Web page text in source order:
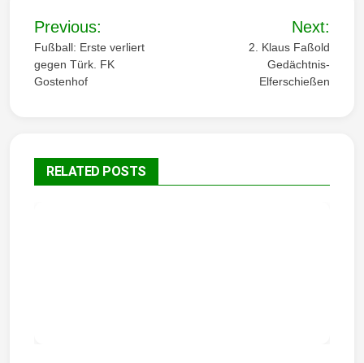
B
e
i
Previous:
Fußball: Erste verliert
gegen Türk. FK
Gostenhof
Next:
2. Klaus Faßold
Gedächtnis-
Elferschießen
RELATED POSTS